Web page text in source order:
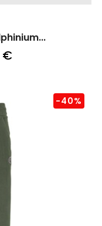
€
-40%